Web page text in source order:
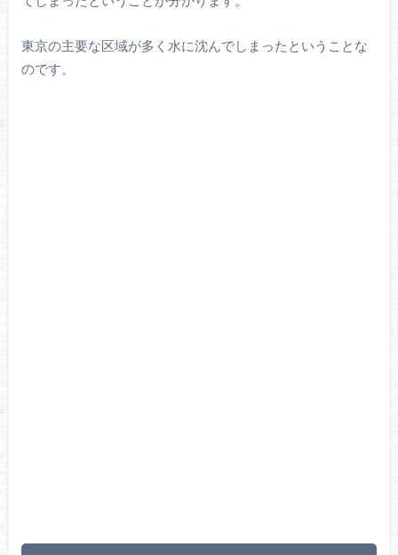
東京の主要な区域が多く水に沈んでしまったということな
のです。